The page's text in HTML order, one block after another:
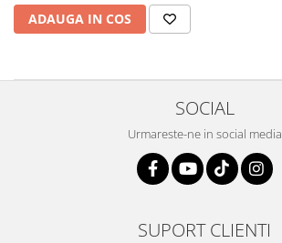
ADAUGA IN COS
SOCIAL
Urmareste-ne in social media
SUPORT CLIENTI